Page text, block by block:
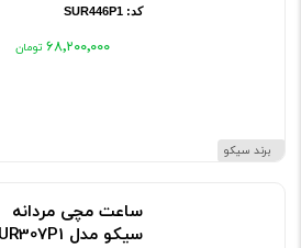
برند سیکو
کد: SUR446P1
۶۸٬۲۰۰٬۰۰۰
ساعت مچی مردانه
سیکو مدل SUR307P1